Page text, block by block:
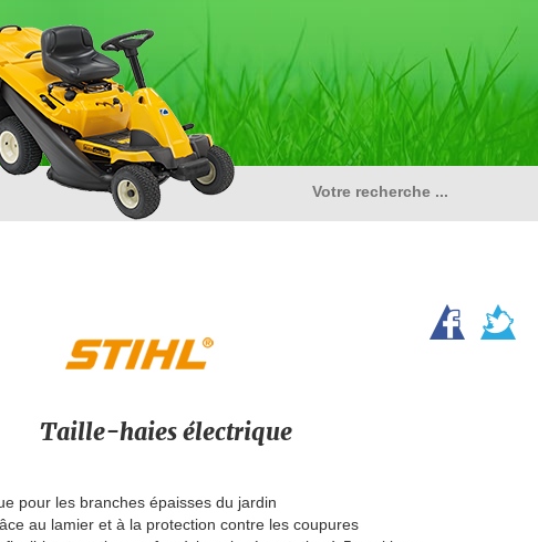
Taille-haies électrique
pour les branches épaisses du jardin
au lamier et à la protection contre les coupures